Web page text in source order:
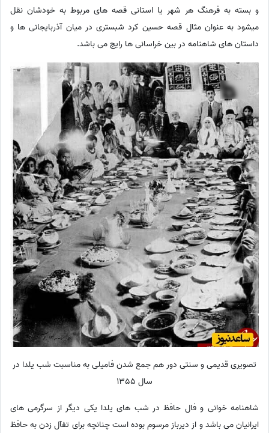
و بسته به فرهنگ هر شهر یا استانی قصه های مربوط به خودشان نقل
میشود به عنوان مثال قصه حسین کرد شبستری در میان آذربایجانی ها و
داستان های شاهنامه در بین خراسانی ها رایج می باشد.
تصویری قدیمی و سنتی دور هم جمع شدن فامیلی به مناسبت شب یلدا در
سال 1355
شاهنامه خوانی و فال حافظ در شب های یلدا یکی دیگر از سرگرمی های
ایرانیان می باشد و از دیرباز مرسوم بوده است چنانچه برای تفآل زدن به حافظ